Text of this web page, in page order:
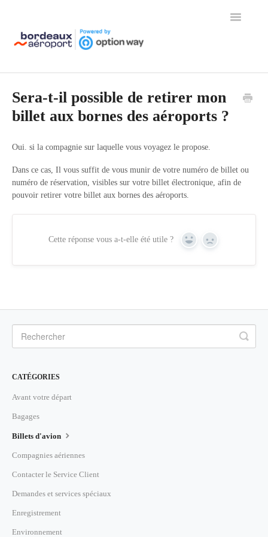
Toggle
Page d'accueil de l'aide
Sera-t-il possible de retirer mon
billet aux bornes des aéroports ?
Oui. si la compagnie sur laquelle vous voyagez le propose.
Dans ce cas, Il vous suffit de vous munir de votre numéro de billet ou
numéro de réservation, visibles sur votre billet électronique, afin de
pouvoir retirer votre billet aux bornes des aéroports.
Cette réponse vous a-t-elle été utile ?
Yes No
CATÉGORIES
Avant votre départ
Bagages
Billets d'avion
Compagnies aériennes
Contacter le Service Client
Demandes et services spéciaux
Enregistrement
Environnement